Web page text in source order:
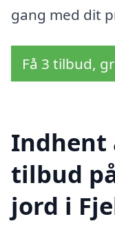
gang med dit
Få 3 tilbud,
Indhent
tilbud
jord i